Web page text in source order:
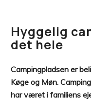
Hyggelig
det hele
Campingpladsen er
Køge og Møn.
har været i familiens